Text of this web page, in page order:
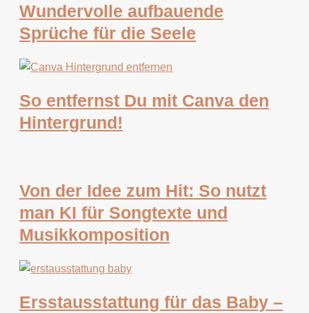
Wundervolle aufbauende
Sprüche für die Seele
So entfernst Du mit Canva den
Hintergrund!
Von der Idee zum Hit: So nutzt
man KI für Songtexte und
Musikkomposition
Ersstausstattung für das Baby –